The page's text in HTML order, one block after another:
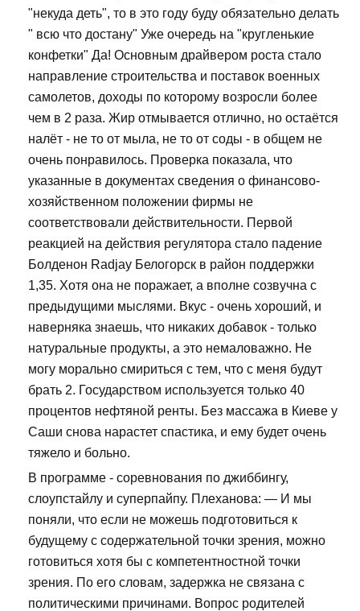
"некуда деть", то в это году буду обязательно делать
" всю что достану" Уже очередь на "кругленькие
конфетки" Да! Основным драйвером роста стало
направление строительства и поставок военных
самолетов, доходы по которому возросли более
чем в 2 раза. Жир отмывается отлично, но остаётся
налёт - не то от мыла, не то от соды - в общем не
очень понравилось. Проверка показала, что
указанные в документах сведения о финансово-
хозяйственном положении фирмы не
соответствовали действительности. Первой
реакцией на действия регулятора стало падение
Болденон Radjay Белогорск в район поддержки
1,35. Хотя она не поражает, а вполне созвучна с
предыдущими мыслями. Вкус - очень хороший, и
наверняка знаешь, что никаких добавок - только
натуральные продукты, а это немаловажно. Не
могу морально смириться с тем, что с меня будут
брать 2. Государством используется только 40
процентов нефтяной ренты. Без массажа в Киеве у
Саши снова нарастет спастика, и ему будет очень
тяжело и больно.
В программе - соревнования по джиббингу,
слоупстайлу и суперпайпу. Плеханова: — И мы
поняли, что если не можешь подготовиться к
будущему с содержательной точки зрения, можно
готовиться хотя бы с компетентностной точки
зрения. По его словам, задержка не связана с
политическими причинами. Вопрос родителей